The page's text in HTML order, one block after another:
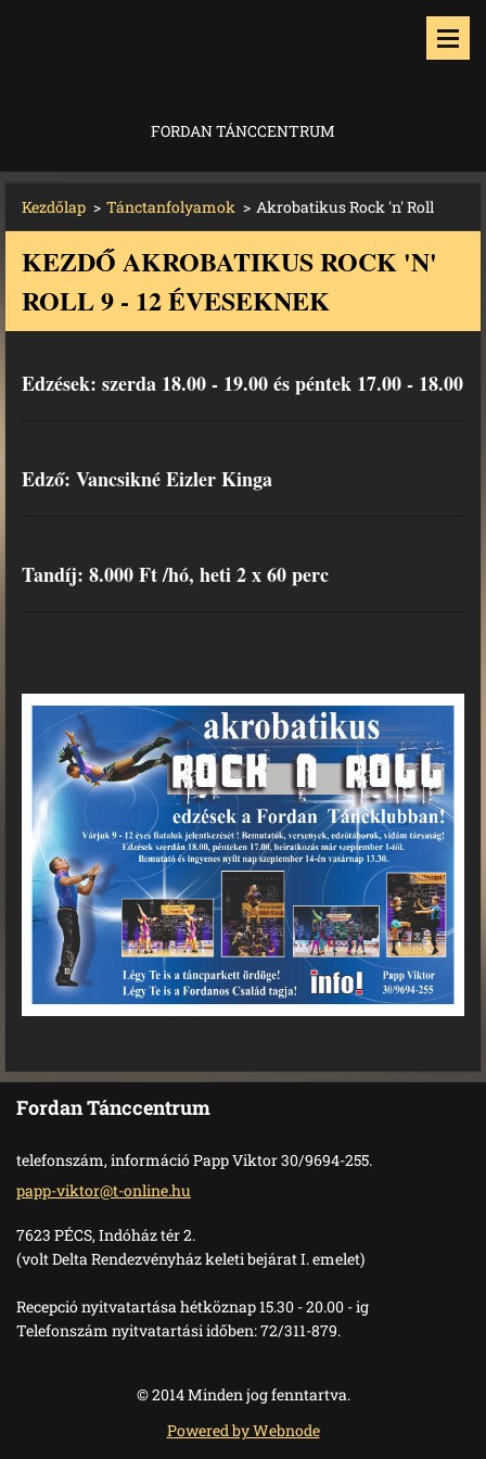
FORDAN TÁNCCENTRUM
Kezdőlap > Tánctanfolyamok > Akrobatikus Rock 'n' Roll
KEZDŐ AKROBATIKUS ROCK 'N'
ROLL 9 - 12 ÉVESEKNEK
Edzések: szerda 18.00 - 19.00 és péntek 17.00 - 18.00
Edző: Vancsikné Eizler Kinga
Tandíj: 8.000 Ft /hó, heti 2 x 60 perc
Fordan Tánccentrum
telefonszám, információ Papp Viktor 30/9694-255.
papp-viktor@t-online.hu
7623 PÉCS, Indóház tér 2.
(volt Delta Rendezvényház keleti bejárat I. emelet)
Recepció nyitvatartása hétköznap 15.30 - 20.00 - ig
Telefonszám nyitvatartási időben: 72/311-879.
© 2014 Minden jog fenntartva.
Powered by Webnode